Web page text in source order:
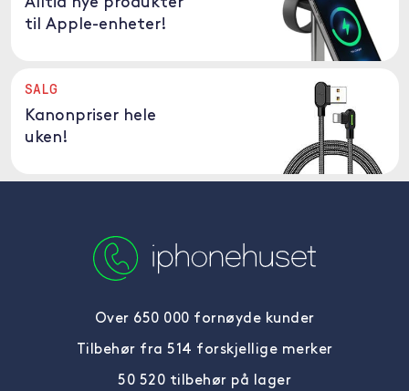
til Apple-enheter!
SALG
Kanonpriser hele
uken!
Over 650 000 fornøyde kunder
Tilbehør fra 514 forskjellige merker
50 520 tilbehør på lager